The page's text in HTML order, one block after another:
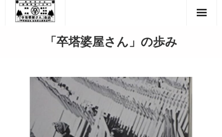
「卒塔婆屋さん」の歩み